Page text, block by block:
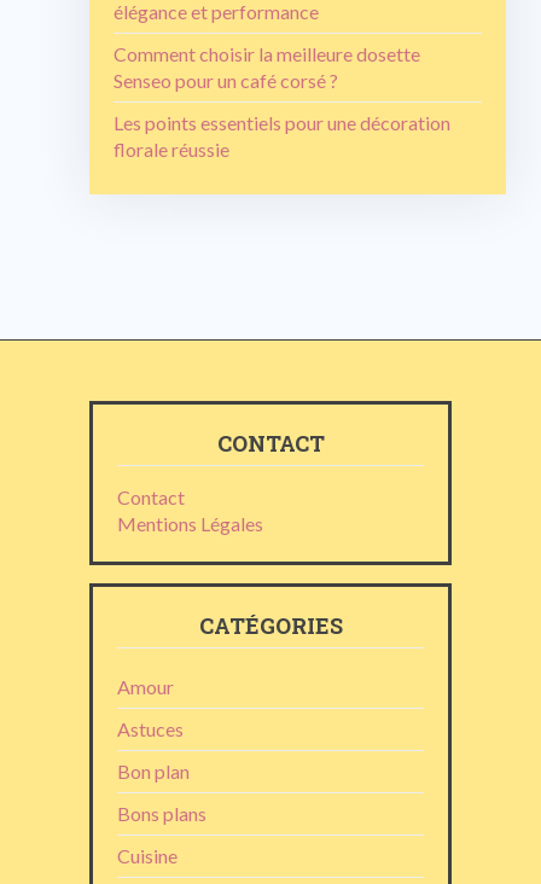
élégance et performance
Comment choisir la meilleure dosette
Senseo pour un café corsé ?
Les points essentiels pour une décoration
florale réussie
CONTACT
Contact
Mentions Légales
CATÉGORIES
Amour
Astuces
Bon plan
Bons plans
Cuisine